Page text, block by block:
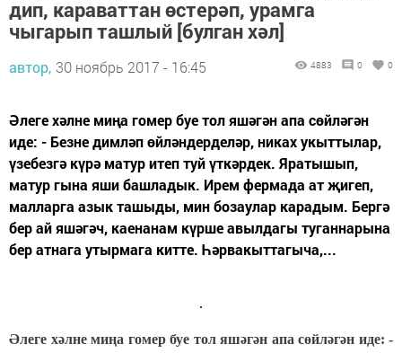
дип, караваттан өстерәп, урамга
чыгарып ташлый [булган хәл]
автор, 30 ноябрь 2017 - 16:45 4883 0 0
Әлеге хәлне миңа гомер буе тол яшәгән апа сөйләгән
иде: - Безне димләп өйләндерделәр, никах укыттылар,
үзебезгә күрә матур итеп туй үткәрдек. Яратышып,
матур гына яши башладык. Ирем фермада ат җигеп,
малларга азык ташыды, мин бозаулар карадым. Бергә
бер ай яшәгәч, каенанам күрше авылдагы туганнарына
бер атнага утырмага китте. Һәрвакыттагыча,...
Әлеге хәлне миңа гомер буе тол яшәгән апа сөйләгән иде: -